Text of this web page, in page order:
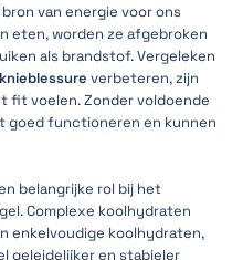
van energie voor ons
eten, worden ze afgebroken
als brandstof. Vergeleken
verbeteren, zijn
fit voelen. Zonder voldoende
goed functioneren en kunnen
belangrijke rol bij het
Complexe koolhydraten
enkelvoudige koolhydraten,
geleidelijker en stabieler